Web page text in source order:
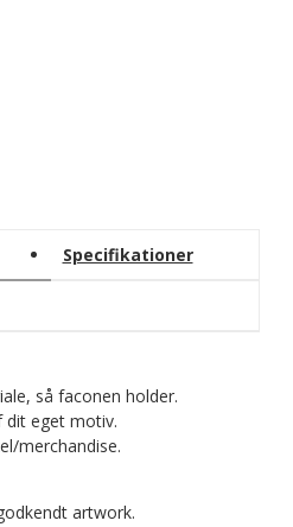
Specifikationer
så faconen holder.
dit eget motiv.
merchandise.
artwork.